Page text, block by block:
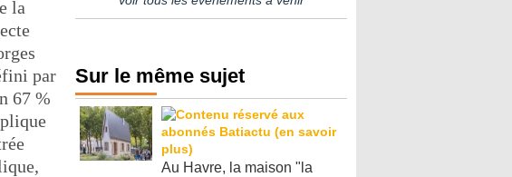
la
par
67 %
Sur le même sujet
Au Havre, la maison "la